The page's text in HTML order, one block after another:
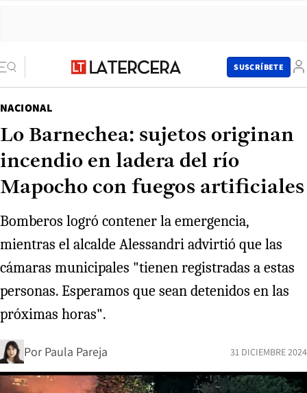
SUSCRÍBETE
NACIONAL
Lo Barnechea: sujetos originan
incendio en ladera del río
Mapocho con fuegos artificiales
Bomberos logró contener la emergencia,
mientras el alcalde Alessandri advirtió que las
cámaras municipales "tienen registradas a estas
personas. Esperamos que sean detenidos en las
próximas horas".
Por Paula Pareja 31 DICIEMBRE 2024